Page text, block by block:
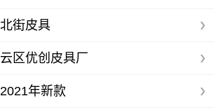
街皮具
区优创皮具厂
年新款